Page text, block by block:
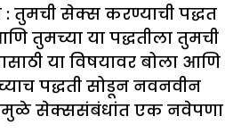
तुमची सेक्स करण्याची पद्धत
तुमच्या या पद्धतीला तुमची
या विषयावर बोला आणि
पद्धती सोडून नवनवीन
सेक्ससंबंधांत एक नवेपणा